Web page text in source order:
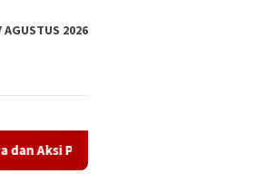
AGUSTUS 2026
Lingkungan